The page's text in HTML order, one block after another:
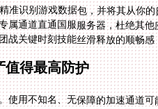
识别游戏数据包，并将其从你
属通道直通国服服务器，杜绝其
战关键时刻技能丝滑释放的顺畅
得最高防护
使用不知名、无保障的加速通道
给你的游戏数据穿上隐形盔甲，
确保登录凭证、虚拟财产等敏